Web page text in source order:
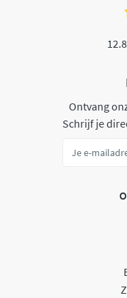
Ontvang
Schrijf je